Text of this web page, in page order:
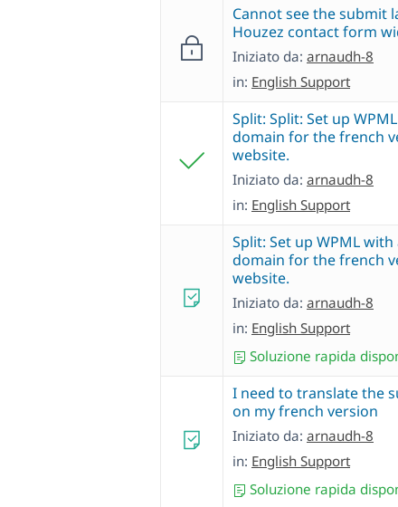
Cannot see the submit
Houzez contact form
Iniziato da: arnaudh-8
in: English Support
Split: Split: Set up
domain for the french
website.
Iniziato da: arnaudh-8
in: English Support
Split: Set up WPML
domain for the french
website.
Iniziato da: arnaudh-8
in: English Support
Soluzione rapida
I need to translate the
on my french version
Iniziato da: arnaudh-8
in: English Support
Soluzione rapida